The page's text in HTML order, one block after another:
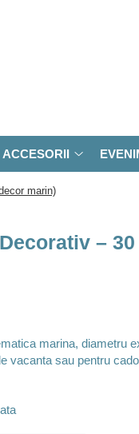
ACCESORII
marin)
–
marina, diametru
vacanta sau pentru